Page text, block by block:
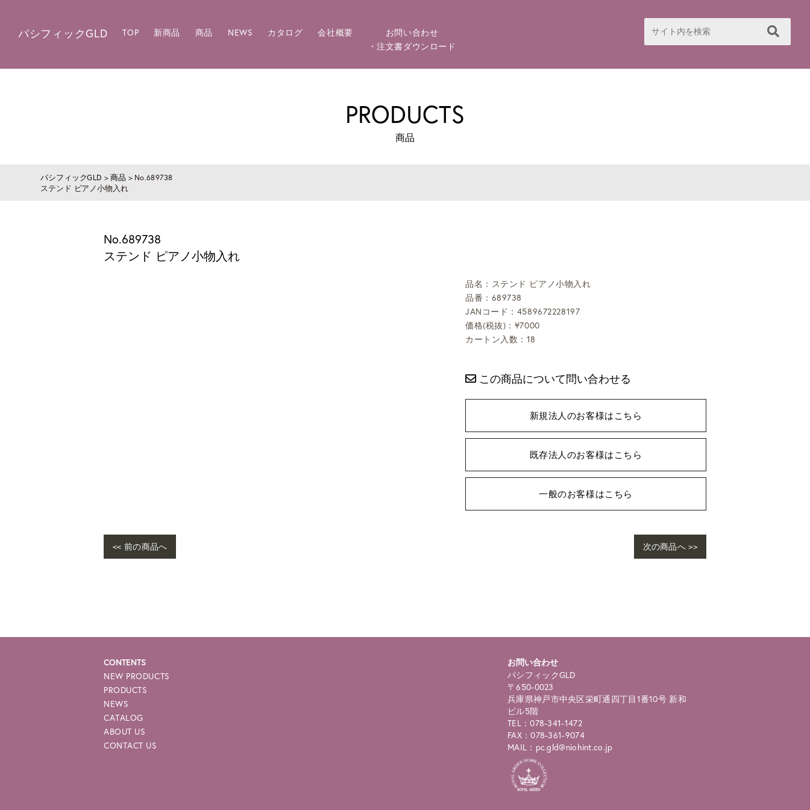
パシフィックGLD TOP 新商品 商品 NEWS カタログ 会社概要
お問い合わせ
・注文書ダウンロード
PRODUCTS
商品
パシフィックGLD >商品 > No.689738
ステンド ピアノ小物入れ
No.689738
ステンド ピアノ小物入れ
品名：ステンド ピアノ小物入れ
品番：689738
JANコード：4589672228197
価格(税抜)：¥7000
カートン入数：18
この商品について問い合わせる
新規法人のお客様はこちら
既存法人のお客様はこちら
一般のお客様はこちら
<< 前の商品へ 次の商品へ >>
CONTENTS
NEW PRODUCTS
PRODUCTS
NEWS
CATALOG
ABOUT US
CONTACT US
お問い合わせ
パシフィックGLD
〒650-0023
兵庫県神戸市中央区栄町通四丁目1番10号 新和
ビル5階
TEL：078-341-1472
FAX：078-361-9074
MAIL：pc.gld@niohint.co.jp